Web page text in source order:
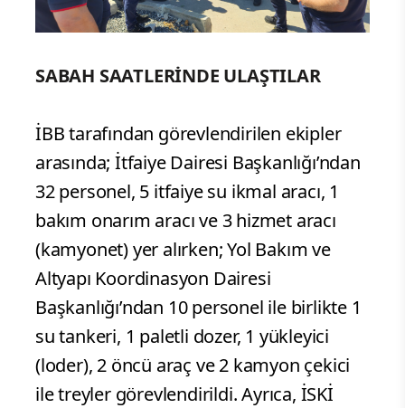
SABAH SAATLERİNDE ULAŞTILAR
İBB tarafından görevlendirilen ekipler
arasında; İtfaiye Dairesi Başkanlığı’ndan
32 personel, 5 itfaiye su ikmal aracı, 1
bakım onarım aracı ve 3 hizmet aracı
(kamyonet) yer alırken; Yol Bakım ve
Altyapı Koordinasyon Dairesi
Başkanlığı’ndan 10 personel ile birlikte 1
su tankeri, 1 paletli dozer, 1 yükleyici
(loder), 2 öncü araç ve 2 kamyon çekici
ile treyler görevlendirildi. Ayrıca, İSKİ